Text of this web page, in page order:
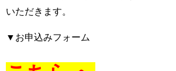
いただきます。
▼お申込みフォーム